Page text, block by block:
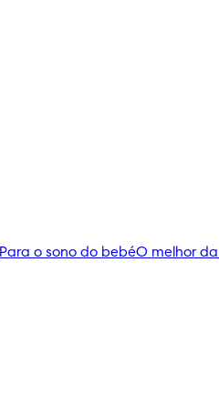
Para o sono do bebéO melhor